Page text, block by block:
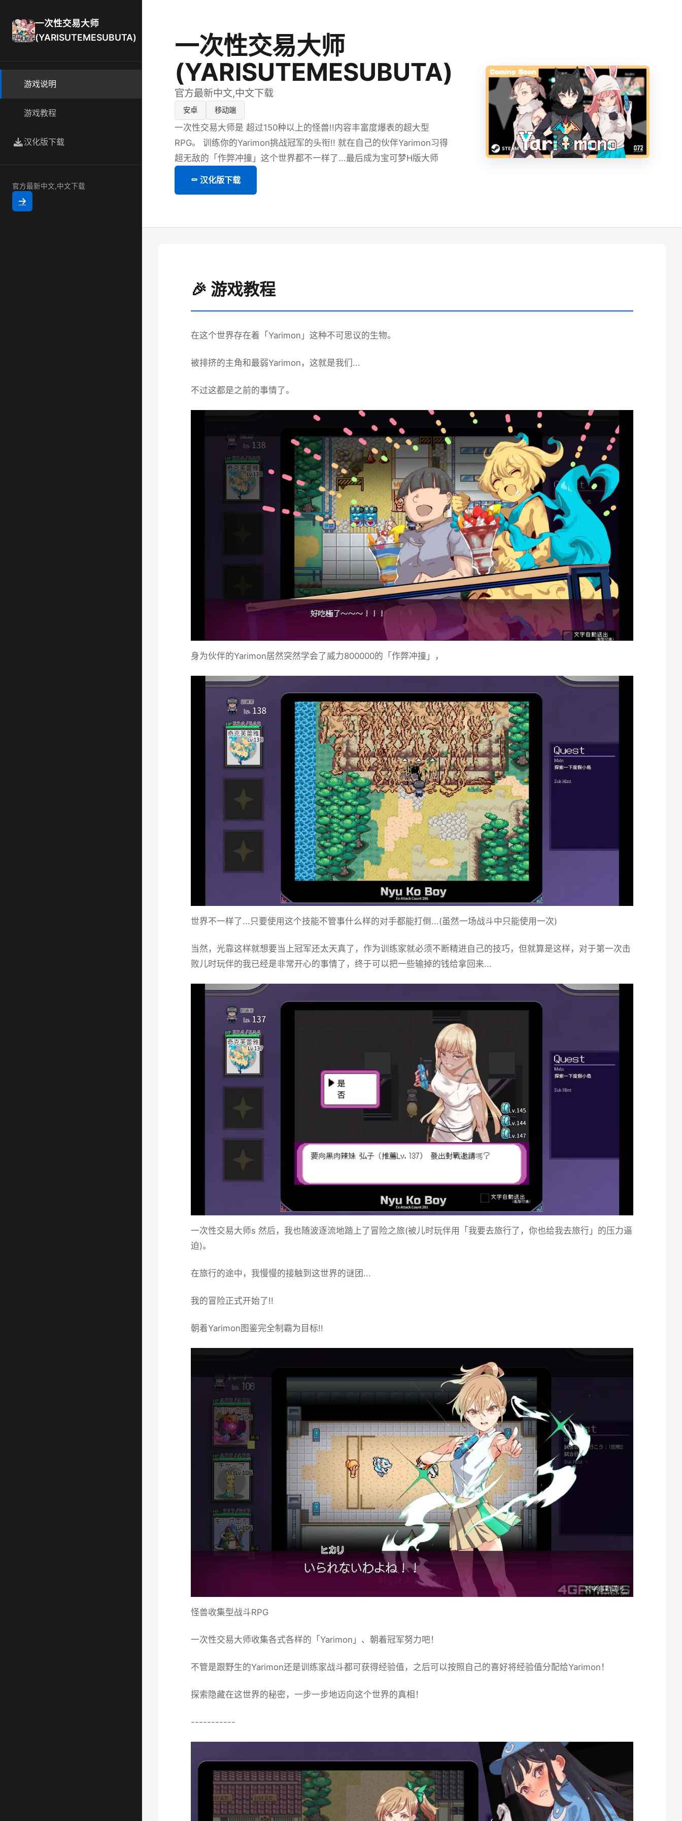
一次性交易大师
(YARISUTEMESUBUTA)
游戏说明
游戏教程
汉化版下载
官方最新中文,中文下载
一次性交易大师
(YARISUTEMESUBUTA)
官方最新中文,中文下载
安卓 移动端
一次性交易大师是 超过150种以上的怪兽!!内容丰富度爆表的超大型
RPG。 训练你的Yarimon挑战冠军的头衔!! 就在自己的伙伴Yarimon习得
超无敌的「作弊冲撞」这个世界都不一样了...最后成为宝可梦H版大师
⚰️ 汉化版下载
🎉 游戏教程
在这个世界存在着「Yarimon」这种不可思议的生物。
被排挤的主角和最弱Yarimon，这就是我们...
不过这都是之前的事情了。
身为伙伴的Yarimon居然突然学会了威力800000的「作弊冲撞」，
世界不一样了...只要使用这个技能不管事什么样的对手都能打倒...(虽然一场战斗中只能使用一次)
当然，光靠这样就想要当上冠军还太天真了，作为训练家就必须不断精进自己的技巧，但就算是这样，对于第一次击
败儿时玩伴的我已经是非常开心的事情了，终于可以把一些输掉的钱给拿回来...
一次性交易大师s 然后，我也随波逐流地踏上了冒险之旅(被儿时玩伴用「我要去旅行了，你也给我去旅行」的压力逼
迫)。
在旅行的途中，我慢慢的接触到这世界的谜团...
我的冒险正式开始了!!
朝着Yarimon图鉴完全制霸为目标!!
怪兽收集型战斗RPG
一次性交易大师收集各式各样的「Yarimon」、朝着冠军努力吧！
不管是跟野生的Yarimon还是训练家战斗都可获得经验值，之后可以按照自己的喜好将经验值分配给Yarimon！
探索隐藏在这世界的秘密，一步一步地迈向这个世界的真相！
-----------